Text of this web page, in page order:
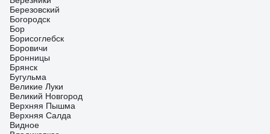
Березовский
Богородск
Бор
Борисоглебск
Боровичи
Бронницы
Брянск
Бугульма
Великие Луки
Великий Новгород
Верхняя Пышма
Верхняя Салда
Видное